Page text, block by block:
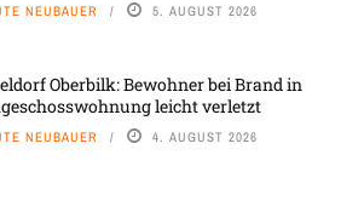
NEUBAUER 5. AUGUST 2026
Oberbilk: Bewohner bei Brand in
leicht verletzt
NEUBAUER 4. AUGUST 2026